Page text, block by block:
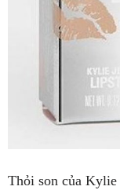
Thỏi son của